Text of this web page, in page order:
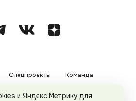
Спецпроекты Команда
Политика конфиденциальности
и Яндекс.Метрику для